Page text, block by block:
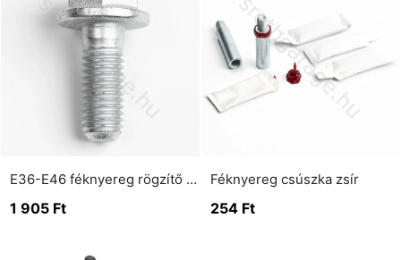
E36-E46 féknyereg rögzítő csavar (első tengely)
1 905 Ft
Féknyereg csúszka zsír
254 Ft